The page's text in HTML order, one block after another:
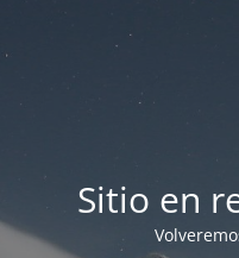
Sitio en